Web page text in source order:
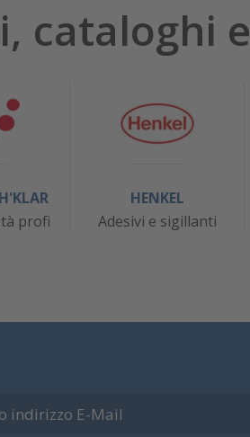
cataloghi
profi
HENKEL
Adesivi e sigillanti